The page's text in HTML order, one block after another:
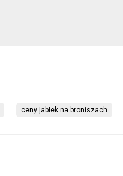
ceny jabłek na broniszach